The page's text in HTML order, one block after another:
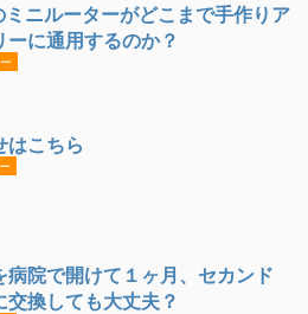
ニルーターがどこまで手作りア
ーに通用するのか？
はこちら
病院で開けて１ヶ月、セカンド
交換しても大丈夫？